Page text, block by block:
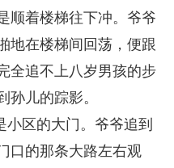
顺着楼梯往下冲。爷爷
地在楼梯间回荡，便跟
全追不上八岁男孩的步
孙儿的踪影。
区的大门。爷爷追到
口的那条大路左右观